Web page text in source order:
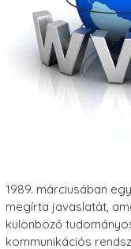
1989. márciusában
megírta javaslatát,
különböző
kommunikációs